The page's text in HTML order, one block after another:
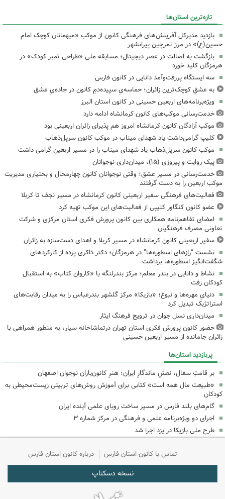
تازه‌ترین استان‌ها
بازدید مدیرکل آفرینش‌های فرهنگی کانون از موکب «میهمانان کوچک امام
حسین(ع)» در مرز تمرچین پیرانشهر
بازگشت به اصالت در عصر دیجیتال؛ مسابقه ملی «طراحی تمبر کودک» در
هرمزگان کلید خورد
سه ایستگاه پررفت‌وآمد دانایی در کانون فارس
به عشقِ کوچک‌ترین زائران؛ حماسه‌یِ سپیده‌دمِ کانون در جاده‌یِ عشق
ویژه‌برنامه‌های اربعین حسینی در کانون استان البرز
خدمت‌رسانی موکب‌های کانون کرمانشاه ادامه دارد
موکب آزادگان کانون کرمانشاه امروز هم پذیرای زائران اربعینی بود
کلیپ گرامی‌داشت یاد شهدای میناب در موکب کانون سرپل‌ذهاب
موکب کانون سرپل‌ذهاب یاد شهدای میناب را در مسیر اربعین گرامی داشت
پیک روایت و پیروزی (۱۵)، میدان‌داری نوجوانان
خدمت‌رسانی در مسیر عشق؛ وقتی نوجوانان کانون چهارمحال و بختیاری مدیریت
موکب اربعین را به دست گرفتند
فعالیت‌های فرهنگی سفیر اربعینی کانون کرمانشاه در مسیر نجف تا کربلا
عضو کانون کنگاور کلیپی از فعالیت‌های این موکب تهیه کرد
امضای تفاهم‌نامه همکاری بین کانون پرورش فکری استان مرکزی و شرکت
تعاونی مصرف فرهنگیان
سفیر اربعینی کانون کرمانشاه در مسیر کربلا و اهدای دست‌سازه به زائران
نشست “رازهای اسطوره‌ها” در هرمزگان؛ دکتر ذاکری پرده از کارکردهای
شگفت‌انگیز اسطوره‌ها برداشت
نشاط و دانایی در بندر معلم؛ مرکز بندرلنگه با «کاروان کتاب» به استقبال
کودکان رفت
دنیایِ مهره‌ها و نبوغ؛ «بازیکا» مرکز گلشهر بندرعباس را به میدان رقابت‌های
استراتژیک تبدیل کرد
میدان‌داری نسل جوان در ترویج فرهنگ ایثار
حضور کانون پرورش فکری استان تهران درتماشاخانه سیار، به منظور همراهی با
زائران جامانده از مسیر اربعین حسینی
پربازدید استان‌ها
بر قامتِ سفال، نقشِ ماندگارِ ایران؛ هنرِ کانون‌یاران نوجوان اصفهان
«طبیعت مال همه است» کتابی برای آموزش روش‌های تربیتی زیست‌محیطی به
کودکان
گام‌های بلند فارس در مسیر ساخت رویای علمی آینده ایران
اجرای دو ویژه‌برنامه علمی و فرهنگی در مرکز شماره ۳
طرح ملی بازیکا در یزد اجرا شد
تماس با کانون استان فارس درباره کانون استان فارس
نسخه دسکتاپ